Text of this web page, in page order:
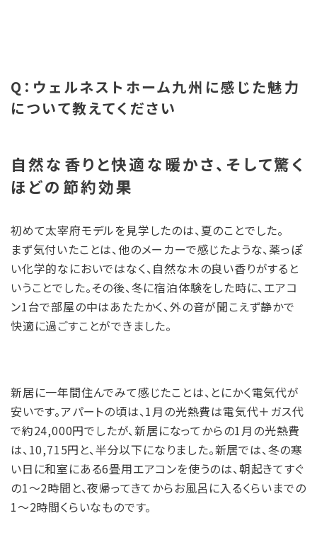
Q：ウェルネストホーム九州に感じた魅力
について教えてください
自然な香りと快適な暖かさ、そして驚く
ほどの節約効果
初めて太宰府モデルを見学したのは、夏のことでした。
まず気付いたことは、他のメーカーで感じたような、薬っぽ
い化学的なにおいではなく、自然な木の良い香りがすると
いうことでした。その後、冬に宿泊体験をした時に、エアコ
ン1台で部屋の中はあたたかく、外の音が聞こえず静かで
快適に過ごすことができました。
新居に一年間住んでみて感じたことは、とにかく電気代が
安いです。アパートの頃は、1月の光熱費は電気代＋ガス代
で約24,000円でしたが、新居になってからの1月の光熱費
は、10,715円と、半分以下になりました。新居では、冬の寒
い日に和室にある6畳用エアコンを使うのは、朝起きてすぐ
の1～2時間と、夜帰ってきてからお風呂に入るくらいまでの
1～2時間くらいなものです。